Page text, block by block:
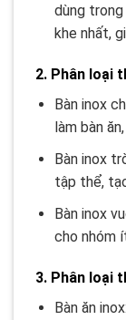
dùng
khe nhất,
2. Phân loại
Bàn inox
làm bàn
Bàn inox
tập thể,
Bàn inox
cho nhóm
3. Phân loại
Bàn ăn